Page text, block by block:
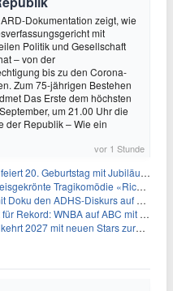
Dokumentation zeigt, wie
mit
Politik und Gesellschaft
– von der
bis zu den Corona-
Zum 75-jährigen Bestehen
Das Erste dem höchsten
um 21.00 Uhr die
der Republik – Wie ein
vor 1 Stunde
20. Geburtstag mit Jubiläumswoche
Tragikomödie «Rickerl» als Free-TV-Premiere
den ADHS-Diskurs auf den Prüfstand
WNBA auf ABC mit 2,5 Millionen Zuschauern
2027 mit neuen Stars zurück